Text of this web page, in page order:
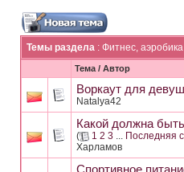
Темы раздела : Фитнес, аэробика
Тема / Автор
Воркаут для
Natalya42
Какой должна
( 1 2 3 ... Последняя
Харламов